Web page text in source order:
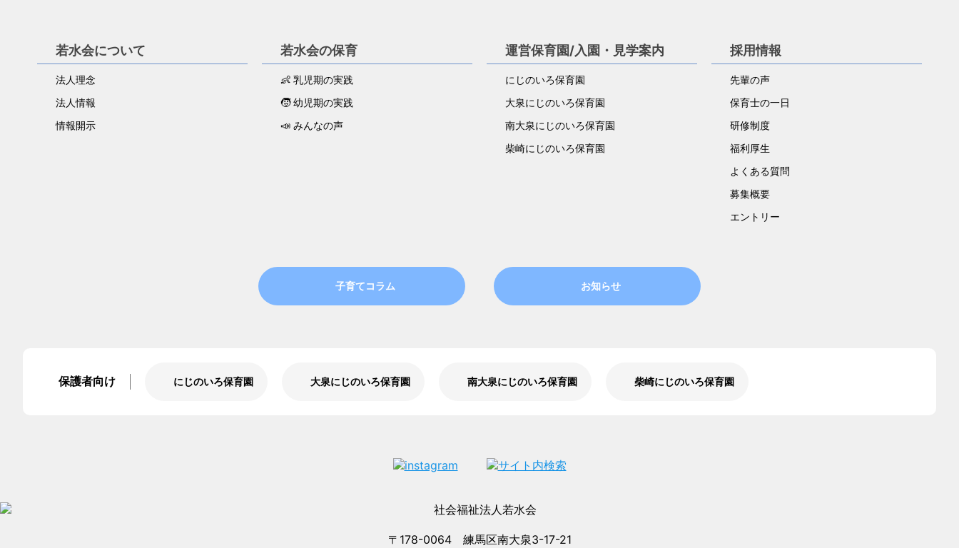
若水会について
法人理念
法人情報
情報開示
若水会の保育
👶 乳児期の実践
🧒 幼児期の実践
📣 みんなの声
運営保育園/入園・見学案内
にじのいろ保育園
大泉にじのいろ保育園
南大泉にじのいろ保育園
柴崎にじのいろ保育園
採用情報
先輩の声
保育士の一日
研修制度
福利厚生
よくある質問
募集概要
エントリー
子育てコラム お知らせ
保護者向け にじのいろ保育園 大泉にじのいろ保育園 南大泉にじのいろ保育園 柴崎にじのいろ保育園
〒178-0064 練馬区南大泉3-17-21